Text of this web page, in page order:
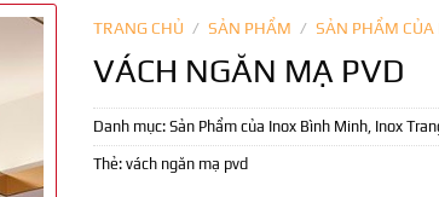
TRANG CHỦ / SẢN PHẨM / SẢN PHẨM
VÁCH NGĂN MẠ PVD
Danh mục: Sản Phẩm của Inox Bình Minh, Inox
Thẻ: vách ngăn mạ pvd